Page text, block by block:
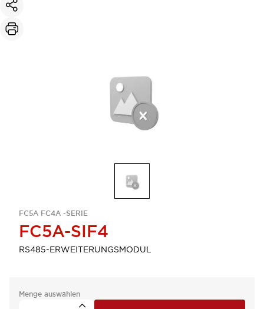
FC5A FC4A -SERIE
FC5A-SIF4
RS485-ERWEITERUNGSMODUL
Menge auswählen